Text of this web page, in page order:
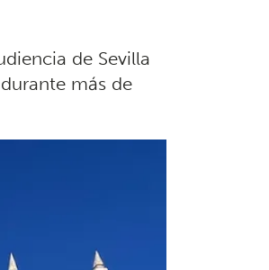
de Sevilla
más de